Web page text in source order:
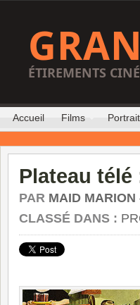
ÉTIREMENTS
Accueil Films
Plateau télé
PAR MAID MARION
CLASSÉ DANS :